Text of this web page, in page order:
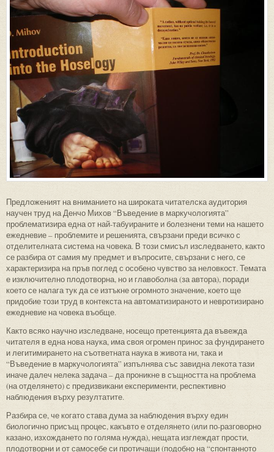
Предложеният на вниманието на широката читателска аудитория
научен труд на Денчо Михов “Въведение в маркучологията”
проблематизира една от най-табуираните и болезнени теми на нашето
ежедневие – проблемите и решенията, свързани преди всичко с
отделителната система на човека. В този смисъл изследването, както
се разбира от самия му предмет и въпросите, свързани с него, се
характеризира на пръв поглед с особено чувство за неловкост. Темата
е изключително плодотворна, но и главоболна (за автора), поради
което се налага тук да се изтъкне огромното значение, което ще
придобие този труд в контекста на автоматизираното и невротизирано
ежедневие на човека въобще.
Както всяко научно изследване, носещо претенцията да въвежда
читателя в една нова наука, има своя огромен принос за фундирането
и легитимирането на съответната наука в живота ни, така и
“Въведение в маркучологията” изпълнява със завидна лекота тази
иначе далеч нелека задача – да проникне в същността на проблема
(на отделянето) с предизвикани експерименти, респективно
наблюдения върху резултатите.
Разбира се, че когато става дума за наблюдения върху един
биологично присъщ процес, какъвто е отделянето (или по-разговорно
казано, изхождането по голяма нужда), нещата изглеждат прости,
плодотворни и от самосебе си протичащи (подобно на “спонтанното